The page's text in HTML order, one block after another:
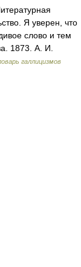
Я уверен, что
слово и тем
1873. А. И.
галлицизмов